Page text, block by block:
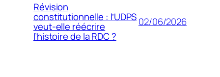
Révision
constitutionnelle : l’UDPS
veut-elle réécrire
l’histoire de la RDC ?
02/06/2026